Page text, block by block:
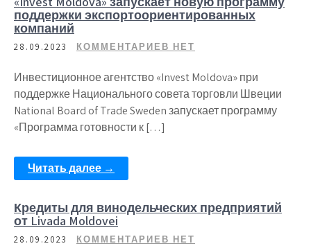
поддержки экспортоориентированных
компаний
28.09.2023 КОММЕНТАРИЕВ НЕТ
Инвестиционное агентство «Invest Moldova» при
поддержке Национального совета торговли Швеции
National Board of Trade Sweden запускает программу
«Программа готовности к […]
Читать далее →
Кредиты для винодельческих предприятий
от Livada Moldovei
28.09.2023 КОММЕНТАРИЕВ НЕТ